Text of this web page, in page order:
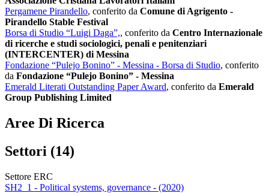
Pergamene Pirandello, conferito da Comune di Agrigento -
Pirandello Stable Festival
Borsa di Studio “Luigi Daga”,, conferito da Centro Internazionale
di ricerche e studi sociologici, penali e penitenziari
(INTERCENTER) di Messina
Fondazione “Pulejo Bonino” - Messina - Borsa di Studio, conferito
da Fondazione “Pulejo Bonino” - Messina
Emerald Literati Outstanding Paper Award, conferito da Emerald
Group Publishing Limited
Aree Di Ricerca
Settori (14)
Settore ERC
SH2_1 - Political systems, governance - (2020)